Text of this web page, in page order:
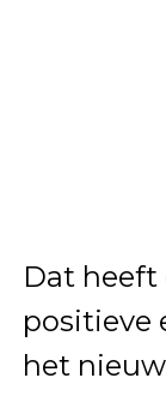
Dat heeft
positieve
het